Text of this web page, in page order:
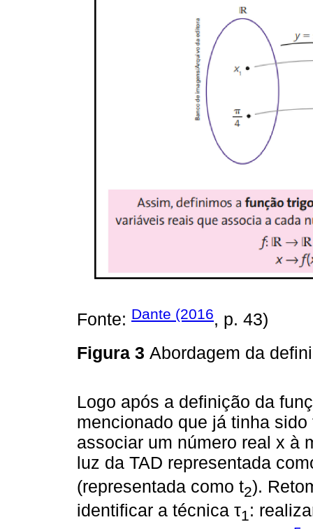
Fonte: Dante (2016, p. 43)
Figura 3 Abordagem da
Logo após a definição da
mencionado que já tinha
associar um número real x à
luz da TAD representada
(representada como t2).
identificar a técnica τ1: